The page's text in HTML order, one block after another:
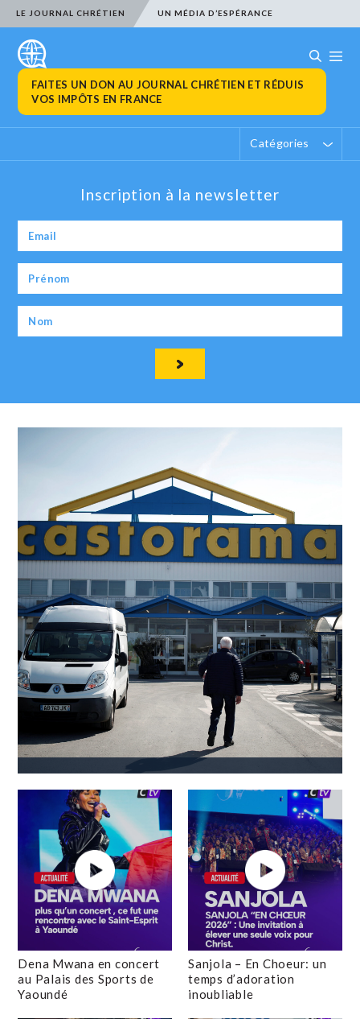
LE JOURNAL CHRÉTIEN UN MÉDIA D’ESPÉRANCE
FAITES UN DON AU JOURNAL CHRÉTIEN ET RÉDUIS
VOS IMPÔTS EN FRANCE
Catégories
Inscription à la newsletter
Dena Mwana en concert
au Palais des Sports de
Yaoundé
Sanjola – En Choeur: un
temps d’adoration
inoubliable